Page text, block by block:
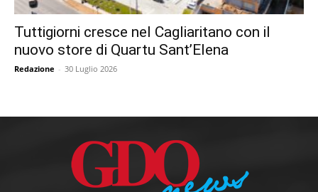
Tuttigiorni cresce nel Cagliaritano con il
nuovo store di Quartu Sant’Elena
Redazione - 30 Luglio 2026